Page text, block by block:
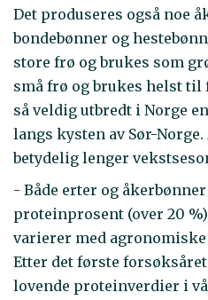
Det produseres også noe
bondebønner og
store frø og brukes som
små frø og brukes helst
så veldig utbredt i Norge
langs kysten av Sør-
betydelig lenger
- Både erter og
proteinprosent (over 20
varierer med
Etter det første
lovende proteinverdier i